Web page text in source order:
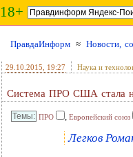
18+
ПравдаИнформ ≈ Новости,
29.10.2015 , 19:27 Наука и
Система ПРО США стала
ПРО , Европейский союз
Легков